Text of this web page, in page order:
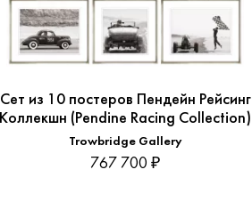
Сет из 10 постеров Пендейн Рейсинг
Коллекшн (Pendine Racing Collection)
Trowbridge Gallery
767 700 ₽